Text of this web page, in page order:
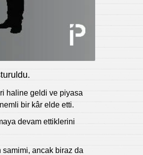
haline geldi ve piyasa
bir kâr elde etti.
devam ettiklerini
samimi, ancak biraz da